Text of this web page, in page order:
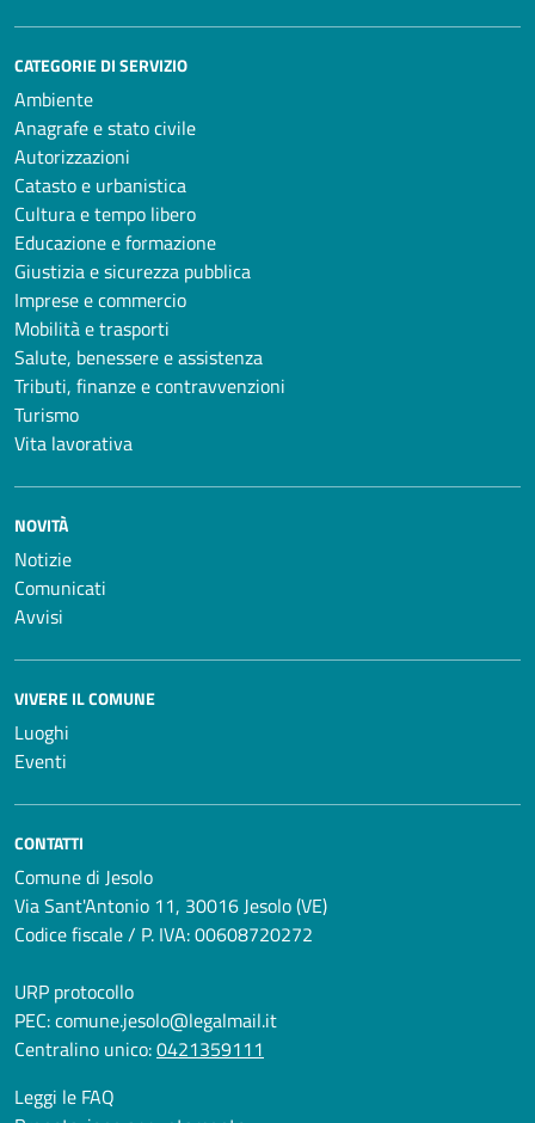
CATEGORIE DI SERVIZIO
Ambiente
Anagrafe e stato civile
Autorizzazioni
Catasto e urbanistica
Cultura e tempo libero
Educazione e formazione
Giustizia e sicurezza pubblica
Imprese e commercio
Mobilità e trasporti
Salute, benessere e assistenza
Tributi, finanze e contravvenzioni
Turismo
Vita lavorativa
NOVITÀ
Notizie
Comunicati
Avvisi
VIVERE IL COMUNE
Luoghi
Eventi
CONTATTI
Comune di Jesolo
Via Sant'Antonio 11, 30016 Jesolo (VE)
Codice fiscale / P. IVA: 00608720272
URP protocollo
PEC:comune.jesolo@legalmail.it
Centralino unico:0421359111
Leggi le FAQ